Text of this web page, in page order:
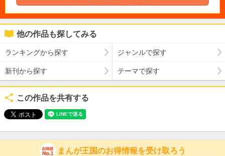
他の作品も探してみる
ランキングから探す ジャンルで探す
新刊から探す テーマで探す
この作品を共有する
まんが王国のお得情報を受け取ろう